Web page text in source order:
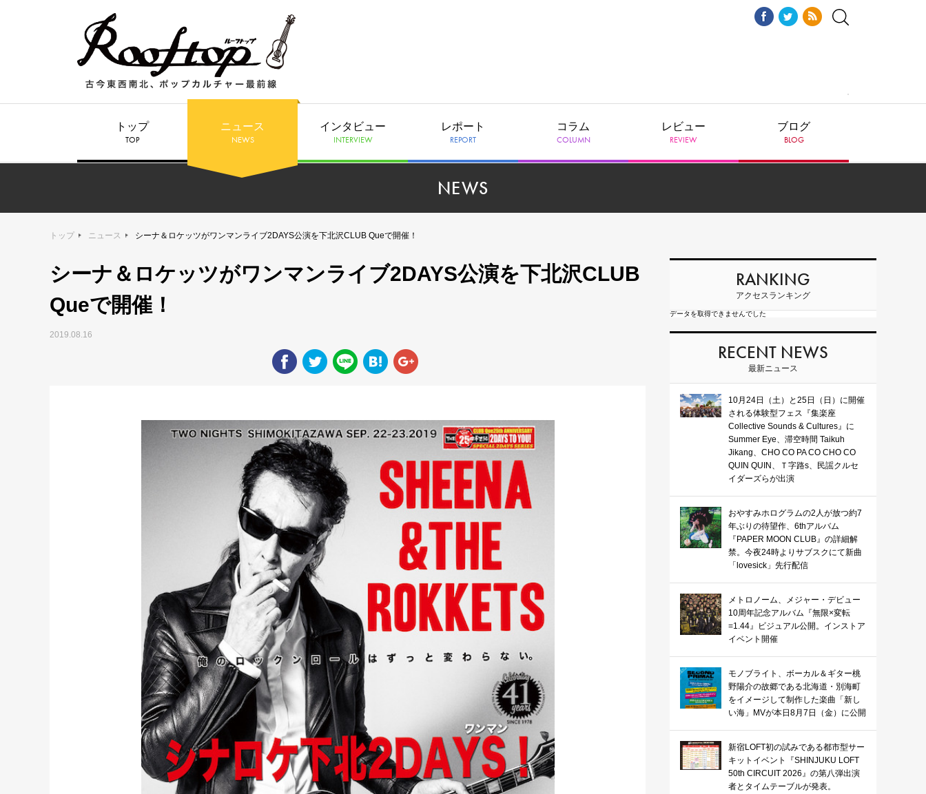
トップ
TOP
ニュース
NEWS
インタビュー
INTERVIEW
レポート
REPORT
コラム
COLUMN
レビュー
REVIEW
ブログ
BLOG
NEWS
トップ ニュース シーナ＆ロケッツがワンマンライブ2DAYS公演を下北沢CLUB Queで開催！
シーナ＆ロケッツがワンマンライブ2DAYS公演を下北沢CLUB
Queで開催！
2019.08.16
RANKING
アクセスランキング
データを取得できませんでした
RECENT NEWS
最新ニュース
10月24日（土）と25日（日）に開催
される体験型フェス『集楽座
Collective Sounds & Cultures』に
Summer Eye、滞空時間 Taikuh
Jikang、CHO CO PA CO CHO CO
QUIN QUIN、Ｔ字路s、民謡クルセ
イダーズらが出演
おやすみホログラムの2人が放つ約7
年ぶりの待望作、6thアルバム
『PAPER MOON CLUB』の詳細解
禁。今夜24時よりサブスクにて新曲
「lovesick」先行配信
メトロノーム、メジャー・デビュー
10周年記念アルバム『無限×変転
=1.44』ビジュアル公開。インストア
イベント開催
モノブライト、ボーカル＆ギター桃
野陽介の故郷である北海道・別海町
をイメージして制作した楽曲「新し
い海」MVが本日8月7日（金）に公開
新宿LOFT初の試みである都市型サー
キットイベント『SHINJUKU LOFT
50th CIRCUIT 2026』の第八弾出演
者とタイムテーブルが発表。